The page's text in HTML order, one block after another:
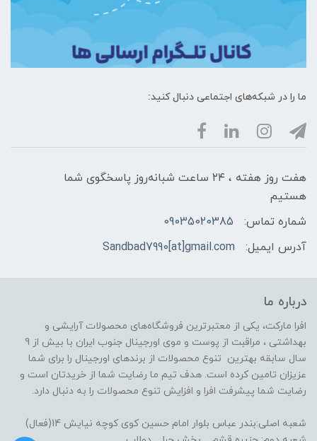
ما را در شبکه‌های اجتماعی دنبال کنید:
هفت روز هفته ، ۲۴ ساعت شبانه‌روز پاسخگوی شما
هستیم
شماره تماس:
09035020385
آدرس ایمیل:
Sandbad7990[at]gmail.com
درباره ما
افرا مارکت، یکی از معتبرترین فروشگاه‌های محصولات آرایشی و
بهداشتی ، مراقبت از پوست و موی اورجینال جنوب ایران با بیش از 9
سال سابقه بهترین تنوع محصولات از برندهای اورجینال را برای شما
عزیزان تامین کرده است. هدف تیم ما رضایت شما از خریدتان است و
رضایت شما پیشرفت افرا و افزایش تنوع محصولات را به دنبال دارد.
شعبه اصلی:بندر عباس بلوار امام حسین کوی کوچه نیایش 14(فعال)